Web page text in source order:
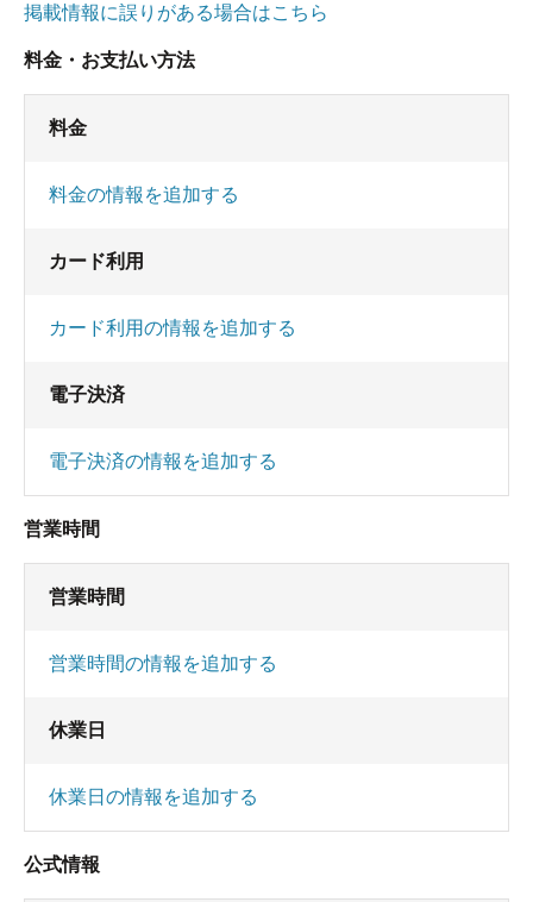
掲載情報に誤りがある場合はこちら
料金・お支払い方法
料金
料金の情報を追加する
カード利用
カード利用の情報を追加する
電子決済
電子決済の情報を追加する
営業時間
営業時間
営業時間の情報を追加する
休業日
休業日の情報を追加する
公式情報